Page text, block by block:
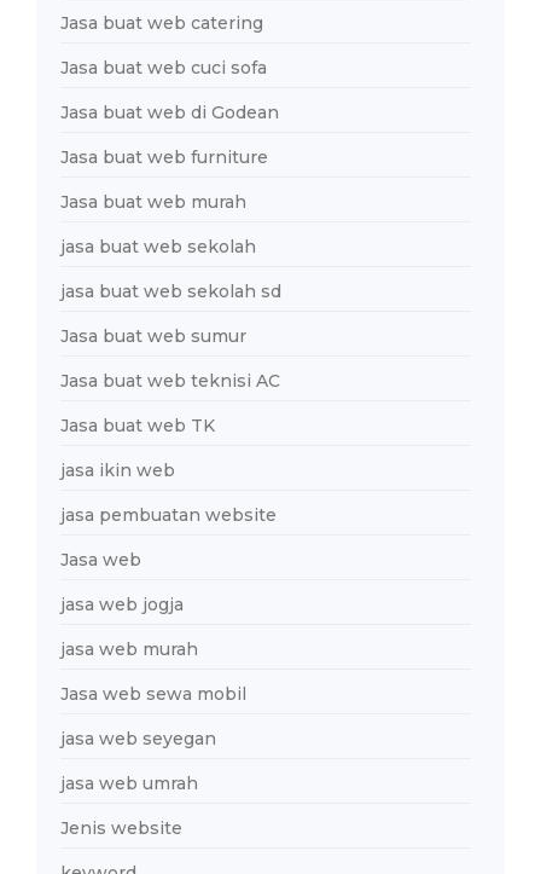
Jasa buat web catering
Jasa buat web cuci sofa
Jasa buat web di Godean
Jasa buat web furniture
Jasa buat web murah
jasa buat web sekolah
jasa buat web sekolah sd
Jasa buat web sumur
Jasa buat web teknisi AC
Jasa buat web TK
jasa ikin web
jasa pembuatan website
Jasa web
jasa web jogja
jasa web murah
Jasa web sewa mobil
jasa web seyegan
jasa web umrah
Jenis website